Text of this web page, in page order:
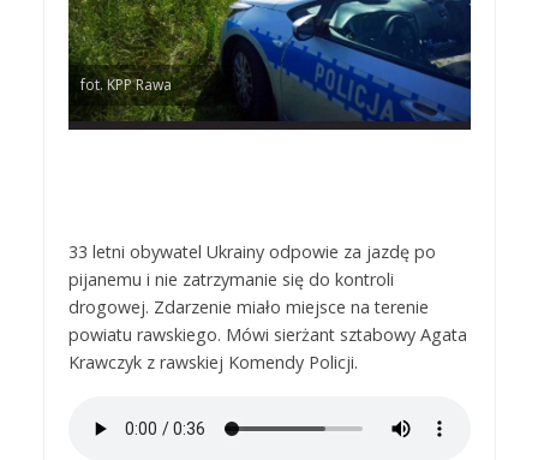
fot. KPP Rawa
33 letni obywatel Ukrainy odpowie za jazdę po
pijanemu i nie zatrzymanie się do kontroli
drogowej. Zdarzenie miało miejsce na terenie
powiatu rawskiego. Mówi sierżant sztabowy Agata
Krawczyk z rawskiej Komendy Policji.